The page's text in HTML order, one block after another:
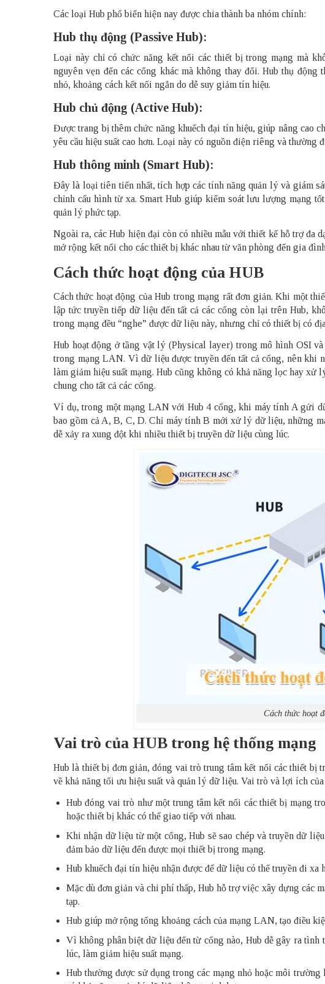
Các loại Hub phổ biến hiện nay được chia thành ba nhóm chính:
Hub thụ động (Passive Hub):
Loại này chỉ có chức năng kết nối các thiết bị trong mạng mà
nguyên vẹn đến các cổng khác mà không thay đổi. Hub thụ
nhỏ, khoảng cách kết nối ngắn do dễ suy giảm tín hiệu.
Hub chủ động (Active Hub):
Được trang bị thêm chức năng khuếch đại tín hiệu, giúp nâng cao
yêu cầu hiệu suất cao hơn. Loại này có nguồn điện riêng và thường
Hub thông minh (Smart Hub):
Đây là loại tiên tiến nhất, tích hợp các tính năng quản lý và giám
chỉnh cấu hình từ xa. Smart Hub giúp kiểm soát lưu lượng mạng
quản lý phức tạp.
Ngoài ra, các Hub hiện đại còn có nhiều mẫu với thiết kế hỗ trợ đa
mở rộng kết nối cho các thiết bị khác nhau từ văn phòng đến gia
Cách thức hoạt động của HUB
Cách thức hoạt động của Hub trong mạng rất đơn giản. Khi một
lập tức truyền tiếp dữ liệu đến tất cả các cổng còn lại trên Hub,
trong mạng đều “nghe” được dữ liệu này, nhưng chỉ có thiết bị có
Hub hoạt động ở tầng vật lý (Physical layer) trong mô hình OSI
trong mạng LAN. Vì dữ liệu được truyền đến tất cả cổng, nên khi
làm giảm hiệu suất mạng. Hub cũng không có khả năng lọc hay
chung cho tất cả các cổng.
Ví dụ, trong một mạng LAN với Hub 4 cổng, khi máy tính A gửi
bao gồm cả A, B, C, D. Chỉ máy tính B mới xử lý dữ liệu, những
dễ xảy ra xung đột khi nhiều thiết bị truyền dữ liệu cùng lúc.
Cách thức hoạt
Vai trò của HUB trong hệ thống mạng
Hub là thiết bị đơn giản, đóng vai trò trung tâm kết nối các thiết
về khả năng tối ưu hiệu suất và quản lý dữ liệu. Vai trò và lợi ích
Hub đóng vai trò như một trung tâm kết nối các thiết bị mạng
hoặc thiết bị khác có thể giao tiếp với nhau.
Khi nhận dữ liệu từ một cổng, Hub sẽ sao chép và truyền dữ
đảm bảo dữ liệu đến được mọi thiết bị trong mạng.
Hub khuếch đại tín hiệu nhận được để dữ liệu có thể truyền đi
Mặc dù đơn giản và chi phí thấp, Hub hỗ trợ việc xây dựng các
tạp.
Hub giúp mở rộng tổng khoảng cách của mạng LAN, tạo điều
Vì không phân biệt dữ liệu đến từ cổng nào, Hub dễ gây ra
lúc, làm giảm hiệu suất mạng.
Hub thường được sử dụng trong các mạng nhỏ hoặc môi